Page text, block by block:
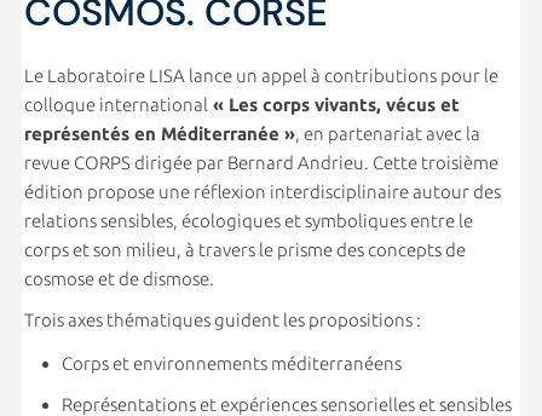
COSMOS. CORSE
Le Laboratoire LISA lance un appel à contributions pour le
colloque international « Les corps vivants, vécus et
représentés en Méditerranée », en partenariat avec la
revue CORPS dirigée par Bernard Andrieu. Cette troisième
édition propose une réflexion interdisciplinaire autour des
relations sensibles, écologiques et symboliques entre le
corps et son milieu, à travers le prisme des concepts de
cosmose et de dismose.
Trois axes thématiques guident les propositions :
Corps et environnements méditerranéens
Représentations et expériences sensorielles et sensibles